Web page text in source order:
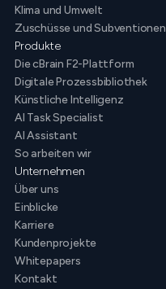
Klima und Umwelt
Zuschüsse und Subventionen
Produkte
Die cBrain F2-Plattform
Digitale Prozessbibliothek
Künstliche Intelligenz
AI Task Specialist
AI Assistant
So arbeiten wir
Unternehmen
Über uns
Einblicke
Karriere
Kundenprojekte
Whitepapers
Kontakt